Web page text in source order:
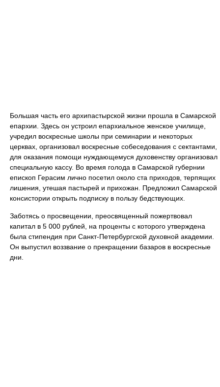
Большая часть его архипастырской жизни прошла в Самарской
епархии. Здесь он устроил епархиальное женское училище,
учредил воскресные школы при семинарии и некоторых
церквах, организовал воскресные собеседования с сектантами,
для оказания помощи нуждающемуся духовенству организовал
специальную кассу. Во время голода в Самарской губернии
епископ Герасим лично посетил около ста приходов, терпящих
лишения, утешая пастырей и прихожан. Предложил Самарской
консистории открыть подписку в пользу бедствующих.
Заботясь о просвещении, преосвященный пожертвовал
капитал в 5 000 рублей, на проценты с которого утверждена
была стипендия при Санкт-Петербургской духовной академии.
Он выпустил воззвание о прекращении базаров в воскресные
дни.